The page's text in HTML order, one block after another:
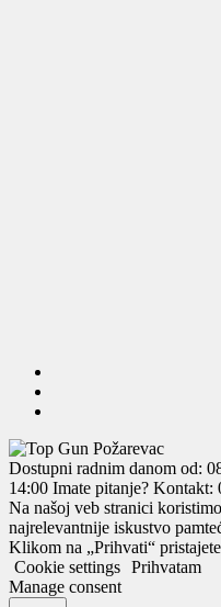
Dostupni radnim danom od:
14:00 Imate pitanje? Kontakt:
Na našoj veb stranici
najrelevantnije iskustvo
Klikom na „Prihvati“
Cookie settings Prihvatam
Manage consent